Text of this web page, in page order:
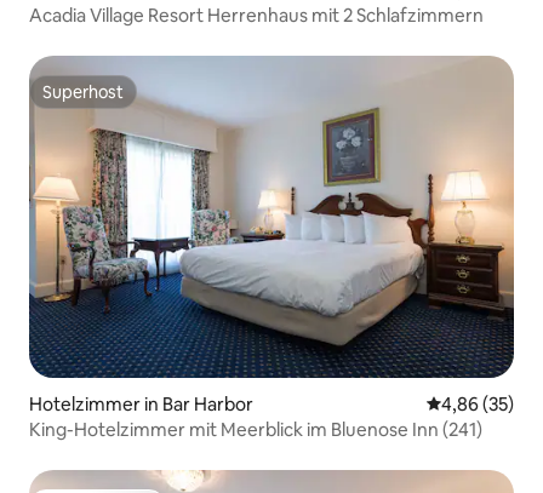
Acadia Village Resort Herrenhaus mit 2 Schlafzimmern
Superhost
Superhost
Hotelzimmer in Bar Harbor
4,86 (35)
King-Hotelzimmer mit Meerblick im Bluenose Inn (241)